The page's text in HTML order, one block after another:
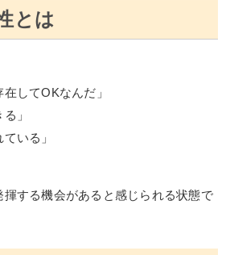
とは
してOKなんだ」
」
いる」
する機会があると感じられる状態で